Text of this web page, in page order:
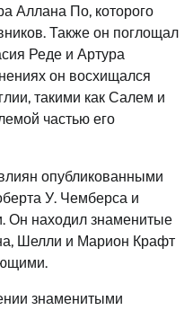
Аллана По, которого
Также он поглощал
Реде и Артура
он восхищался
такими как Салем и
частью его
опубликованными
У. Чемберса и
Он находил знаменитые
Шелли и Марион Крафт
знаменитыми